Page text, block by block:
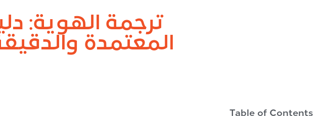
ترجمة الهوية:
المعتمدة
Table of Contents